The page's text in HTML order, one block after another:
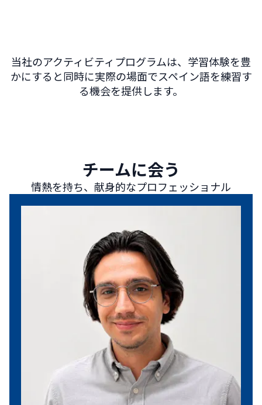
当社のアクティビティプログラムは、学習体験を豊
かにすると同時に実際の場面でスペイン語を練習す
る機会を提供します。
チームに会う
情熱を持ち、献身的なプロフェッショナル